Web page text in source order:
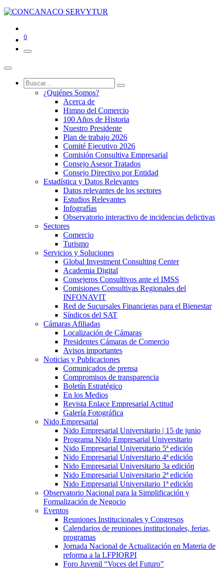
0
¿Quiénes Somos?
Acerca de
Himno del Comercio
100 Años de Historia
Nuestro Presidente
Plan de trabajo 2026
Comité Ejecutivo 2026
Comisión Consultiva Empresarial
Consejo Asesor Tratados
Consejo Directivo por Entidad
Estadística y Datos Relevantes
Datos relevantes de los sectores
Estudios Relevantes
Infografías
Observatorio interactivo de incidencias delictivas
Sectores
Comercio
Turismo
Servicios y Soluciones
Global Investment Consulting Center
Academia Digital
Consejeros Consultivos ante el IMSS
Comisiones Consultivas Regionales del
INFONAVIT
Red de Sucursales Financieras para el Bienestar
Síndicos del SAT
Cámaras Afiliadas
Localización de Cámaras
Presidentes Cámaras de Comercio
Avisos importantes
Noticias y Publicaciones
Comunicados de prensa
Compromisos de transparencia
Boletín Estratégico
En los Medios
Revista Enlace Empresarial Actitud
Galería Fotográfica
Nido Empresarial
Nido Empresarial Universitario | 15 de junio
Programa Nido Empresarial Universitario
Nido Empresarial Universitario 5ª edición
Nido Empresarial Universitario 4ª edición
Nido Empresarial Universitario 3a edición
Nido Empresarial Universitario 2ª edición
Nido Empresarial Universitario 1ª edición
Observatorio Nacional para la Simplificación y
Formalización de Negocio
Eventos
Reuniones Institucionales y Congresos
Calendarios de reuniones institucionales, ferias,
programas
Jornada Nacional de Actualización en Materia de
reforma a la LFPIORPI
Foro Juvenil “Voces del Futuro”